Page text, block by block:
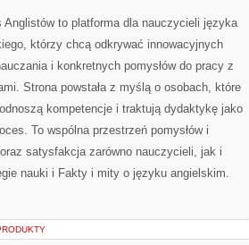
Anglistów to platforma dla nauczycieli języka
którzy chcą odkrywać innowacyjnych
i konkretnych pomysłów do pracy z
Strona powstała z myślą o osobach, które
kompetencje i traktują dydaktykę jako
To wspólna przestrzeń pomysłów i
satysfakcja zarówno nauczycieli, jak i
nauki i Fakty i mity o języku angielskim.